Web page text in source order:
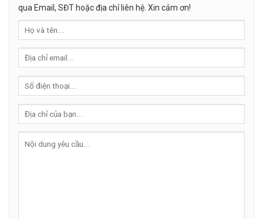
chưa phù hợp với ...
qua Email, SĐT hoặc địa chỉ liên hệ. Xin cảm ơn!